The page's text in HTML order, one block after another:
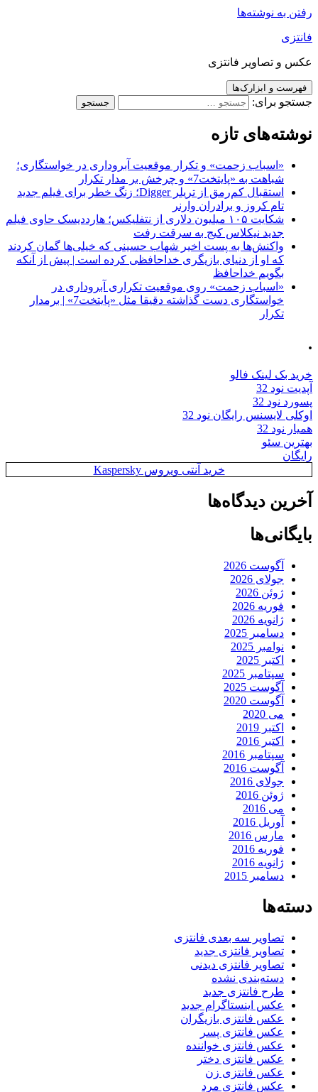
رفتن به نوشته‌ها
فانتزی
عکس و تصاویر فانتزی
فهرست و ابزارک‌ها
جستجو برای:
نوشته‌های تازه
«اسباب زحمت» و تکرار موقعیت آبروداری در خواستگاری؛
شباهت به «پایتخت7» و چرخش بر مدار تکرار
استقبال کم‌رمق از تریلر Digger؛ زنگ خطر برای فیلم جدید
تام کروز و برادران وارنر
شکایت ۱۰۵ میلیون دلاری از نتفلیکس؛ هارددیسک حاوی فیلم
جدید نیکلاس کیج به سرقت رفت
واکنش‌ها به پست اخیر شهاب حسینی که خیلی‌ها گمان کردند
که او از دنیای بازیگری خداحافظی کرده است | پیش از آنکه
بگویم خداحافظ
«اسباب زحمت» روی موقعیت تکراری آبروداری در
خواستگاری دست گذاشته دقیقا مثل «پایتخت7» | برمدار
تکرار
.
خرید بک لینک فالو
آپدیت نود 32
پسورد نود 32
اوکلی لایسنس رایگان نود 32
همیار نود 32
بهترین سئو
رایگان
خرید آنتی ویروس Kaspersky
آخرین دیدگاه‌ها
بایگانی‌ها
آگوست 2026
جولای 2026
ژوئن 2026
فوریه 2026
ژانویه 2026
دسامبر 2025
نوامبر 2025
اکتبر 2025
سپتامبر 2025
آگوست 2025
آگوست 2020
می 2020
اکتبر 2019
اکتبر 2016
سپتامبر 2016
آگوست 2016
جولای 2016
ژوئن 2016
می 2016
آوریل 2016
مارس 2016
فوریه 2016
ژانویه 2016
دسامبر 2015
دسته‌ها
تصاویر سه بعدی فانتزی
تصاویر فانتزی جدید
تصاویر فانتزی دیدنی
دسته‌بندی نشده
طرح فانتزی جدید
عکس اینستاگرام جدید
عکس فانتزی بازیگران
عکس فانتزی پسر
عکس فانتزی خواننده
عکس فانتزی دختر
عکس فانتزی زن
عکس فانتزی مرد